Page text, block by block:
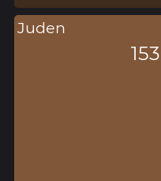
Juden